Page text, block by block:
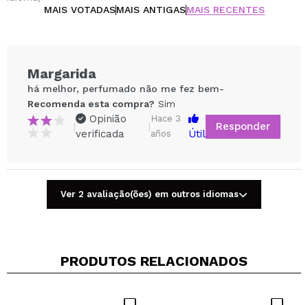
MAIS VOTADASMAIS ANTIGASMAIS RECENTES
Compartilhar um vídeo ou uma foto
Recomenda esta compra? Sim Não
Margarida
há melhor, perfumado não me fez bem-
Recomenda esta compra? Sim
|
Opinião
verificada
|
Hace 3
años
Útil
Responder
Ver 2 avaliação(ões) em outros idiomas
PRODUTOS RELACIONADOS